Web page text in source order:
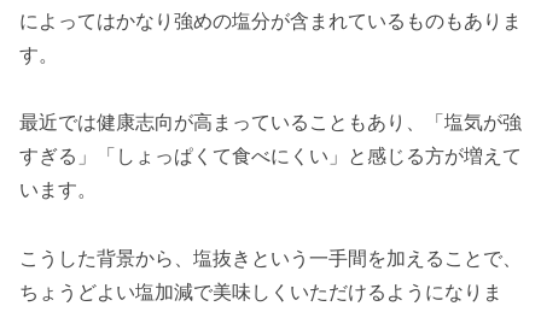
によってはかなり強めの塩分が含まれているものもありま
す。
最近では健康志向が高まっていることもあり、「塩気が強
すぎる」「しょっぱくて食べにくい」と感じる方が増えて
います。
こうした背景から、塩抜きという一手間を加えることで、
ちょうどよい塩加減で美味しくいただけるようになりま